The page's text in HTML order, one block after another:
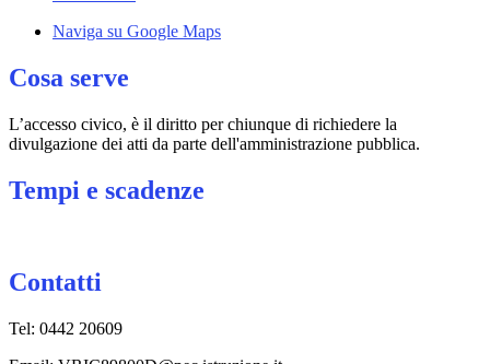
Naviga su Google Maps
Cosa serve
L’accesso civico, è il diritto per chiunque di richiedere la
divulgazione dei atti da parte dell'amministrazione pubblica.
Tempi e scadenze
Contatti
Tel: 0442 20609